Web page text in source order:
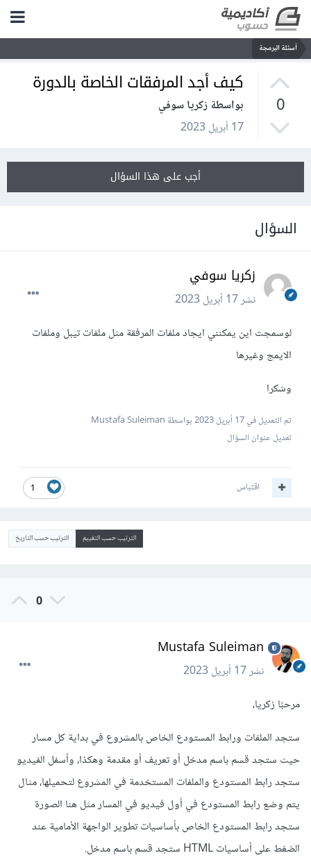
أسئلة البرمجة
0
كيف أجد المرفقات الخاصة بالدورة
بواسطة زكريا سوفي
17 أبريل 2023
أجب على هذا السؤال
السؤال
زكريا سوفي
نشر17 أبريل 2023
لوسمجت اين يمكنني ايجاد ملفات المرفقة مثل ملفات تيبل وملفات
الايمج وغيرها
وشكرا
تم التعديل في17 أبريل 2023
بواسطة Mustafa Suleiman
تعديل عنوان السؤال
1 اقتباس
الترتيب حسب التقييم الترتيب حسب التاريخ
0
Mustafa Suleiman
نشر17 أبريل 2023
مرحبًا زكريا،
ستجد الملفات ورابط المستودع الخاص بالمشروع في بداية كل مسار
حيث ستجد قسم باسم مدخل أو تعريف أو مقدمة وهكذا، وأسفل الفيديو
ستجد رابط المستودع والملفات المستخدمة في المشروع لتحميلها، مثال
يتم وضع رابط المستودع في أول فيديو في المسار مثل هنا الصورة
ستجد رابط المستودع الخاص بأساسيات تطوير الواجهة الأمامية عند
الضغط على أساسيات HTML ستجد قسم باسم مدخل.